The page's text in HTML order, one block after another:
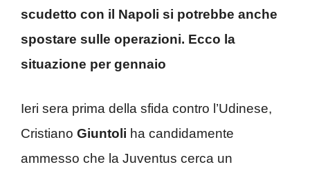
scudetto con il Napoli si potrebbe anche
spostare sulle operazioni. Ecco la
situazione per gennaio
Ieri sera prima della sfida contro l’Udinese,
Cristiano Giuntoli ha candidamente
ammesso che la Juventus cerca un